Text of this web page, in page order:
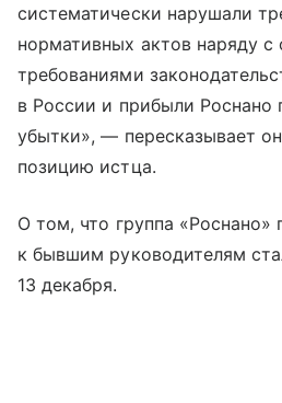
систематически нарушали
нормативных актов наряду
требованиями
в России и прибыли Роснано
убытки», — пересказывает
позицию истца.
О том, что группа «Роснано»
к бывшим руководителям
13 декабря.